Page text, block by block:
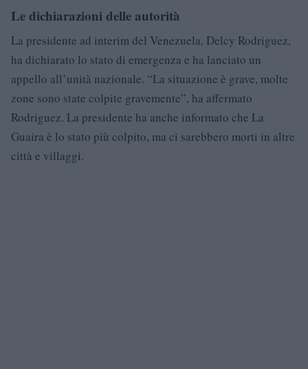
Le dichiarazioni delle autorità
La presidente ad interim del Venezuela, Delcy Rodriguez,
ha dichiarato lo stato di emergenza e ha lanciato un
appello all’unità nazionale. “La situazione è grave, molte
zone sono state colpite gravemente”, ha affermato
Rodriguez. La presidente ha anche informato che La
Guaira è lo stato più colpito, ma ci sarebbero morti in altre
città e villaggi.